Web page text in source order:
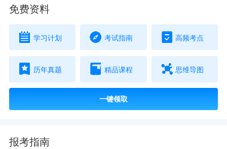
免费资料
学习计划 考试指南 高频考点
历年真题 精品课程 思维导图
一键领取
报考指南